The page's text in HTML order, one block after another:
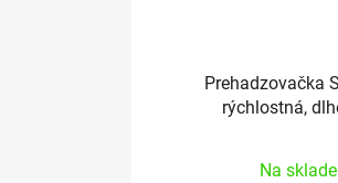
Prehadzovačka
rýchlostná,
Na sklade